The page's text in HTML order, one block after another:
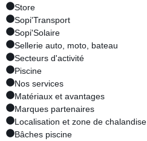
Store
Sopi'Transport
Sopi'Solaire
Sellerie auto, moto, bateau
Secteurs d'activité
Piscine
Nos services
Matériaux et avantages
Marques partenaires
Localisation et zone de chalandise
Bâches piscine